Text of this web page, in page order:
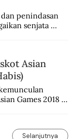
penindasan
senjata
Asian
Games 2018
Selanjutnya